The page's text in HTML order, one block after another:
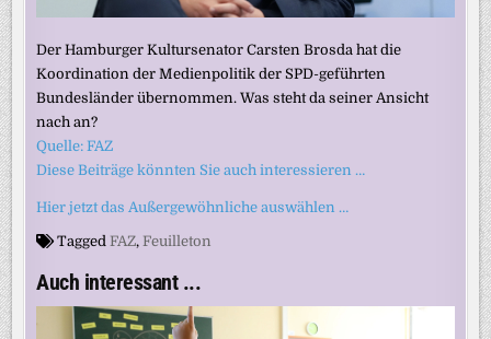
Der Hamburger Kultursenator Carsten Brosda hat die
Koordination der Medienpolitik der SPD-geführten
Bundesländer übernommen. Was steht da seiner Ansicht
nach an?
Quelle: FAZ
Diese Beiträge könnten Sie auch interessieren …
Hier jetzt das Außergewöhnliche auswählen …
TaggedFAZ,Feuilleton
Auch interessant ...